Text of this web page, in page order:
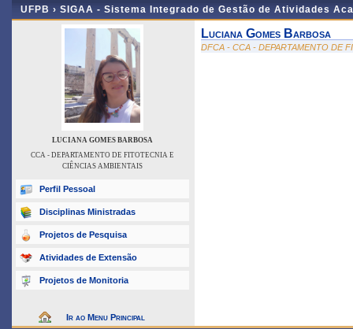
UFPB › SIGAA - Sistema Integrado de Gestão de Atividades
LUCIANA GOMES BARBOSA
CCA - DEPARTAMENTO DE FITOTECNIA E
CIÊNCIAS AMBIENTAIS
Perfil Pessoal
Disciplinas Ministradas
Projetos de Pesquisa
Atividades de Extensão
Projetos de Monitoria
Ir ao Menu Principal
Luciana Gomes Barbosa
DFCA - CCA - DEPARTAMENTO DE